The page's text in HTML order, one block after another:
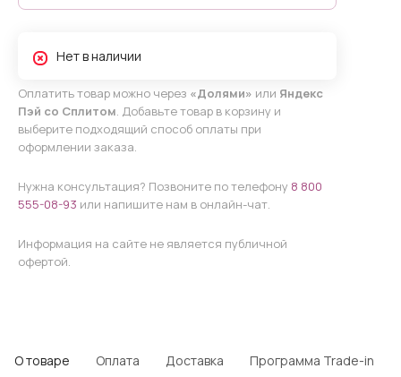
Нет в наличии
Оплатить товар можно через «Долями» или Яндекс
Пэй со Сплитом. Добавьте товар в корзину и
выберите подходящий способ оплаты при
оформлении заказа.
Нужна консультация? Позвоните по телефону 8 800
555-08-93 или напишите нам в онлайн-чат.
Информация на сайте не является публичной
офертой.
О товаре Оплата Доставка Программа Trade-in